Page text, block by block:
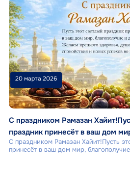
20 марта 2026
С праздником Рамазан
праздник принесёт в ваш дом
С праздником Рамазан Хайит!Пусть
принесёт в ваш дом мир,